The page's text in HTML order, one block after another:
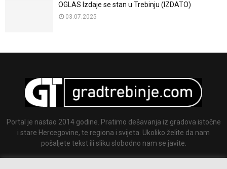
OGLAS Izdaje se stan u Trebinju (IZDATO)
03.07.2025
Portal je nastao 2014 godine. Pratimo dešavanja iz gradova istočne
i stare Hercegovine, te regiona i svijeta. Ukoliko želite da nam
pošaljete tekst ili sliku slobodno nam se javite.